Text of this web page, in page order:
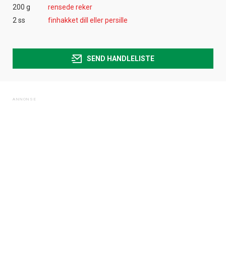
200 g
rensede reker
2 ss
finhakket dill eller persille
SEND HANDLELISTE